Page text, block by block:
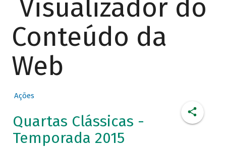
Visualizador do
Conteúdo da
Web
Ações
Quartas Clássicas -
Temporada 2015